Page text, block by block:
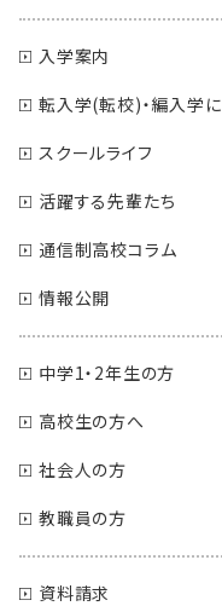
入学案内
転入学(転校)・編入学
スクールライフ
活躍する先輩たち
通信制高校コラム
情報公開
中学1・2年生の方
高校生の方へ
社会人の方
教職員の方
資料請求